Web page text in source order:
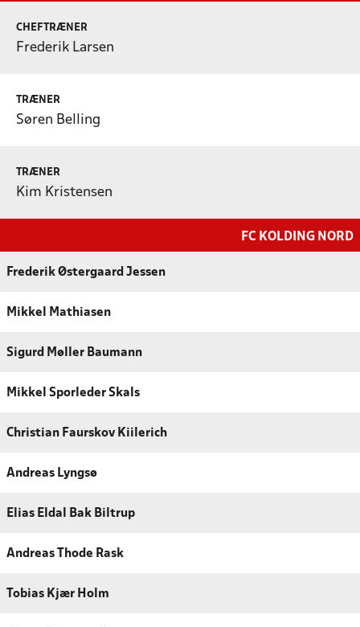
CHEFTRÆNER
Frederik Larsen
TRÆNER
Søren Belling
TRÆNER
Kim Kristensen
FC KOLDING NORD
Frederik Østergaard Jessen
Mikkel Mathiasen
Sigurd Møller Baumann
Mikkel Sporleder Skals
Christian Faurskov Kiilerich
Andreas Lyngsø
Elias Eldal Bak Biltrup
Andreas Thode Rask
Tobias Kjær Holm